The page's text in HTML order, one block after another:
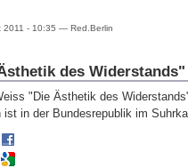
2011 - 10:35 — Red.Berlin
des
"Die Ästhetik des
ist in der Bundesrepublik im